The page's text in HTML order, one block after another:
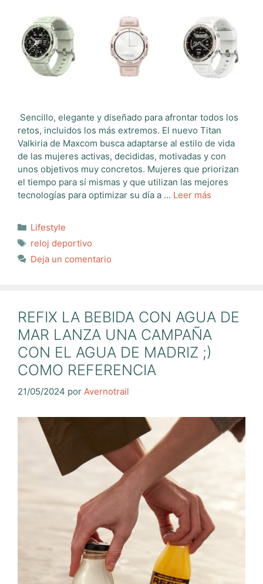
Sencillo, elegante y diseñado para afrontar todos los
retos, incluidos los más extremos. El nuevo Titan
Valkiria de Maxcom busca adaptarse al estilo de vida
de las mujeres activas, decididas, motivadas y con
unos objetivos muy concretos. Mujeres que priorizan
el tiempo para sí mismas y que utilizan las mejores
tecnologías para optimizar su día a … Leer más
Categorías
Lifestyle
Etiquetas
reloj deportivo
Deja un comentario
REFIX LA BEBIDA CON AGUA DE
MAR LANZA UNA CAMPAÑA
CON EL AGUA DE MADRIZ ;)
COMO REFERENCIA
21/05/2024 por Avernotrail